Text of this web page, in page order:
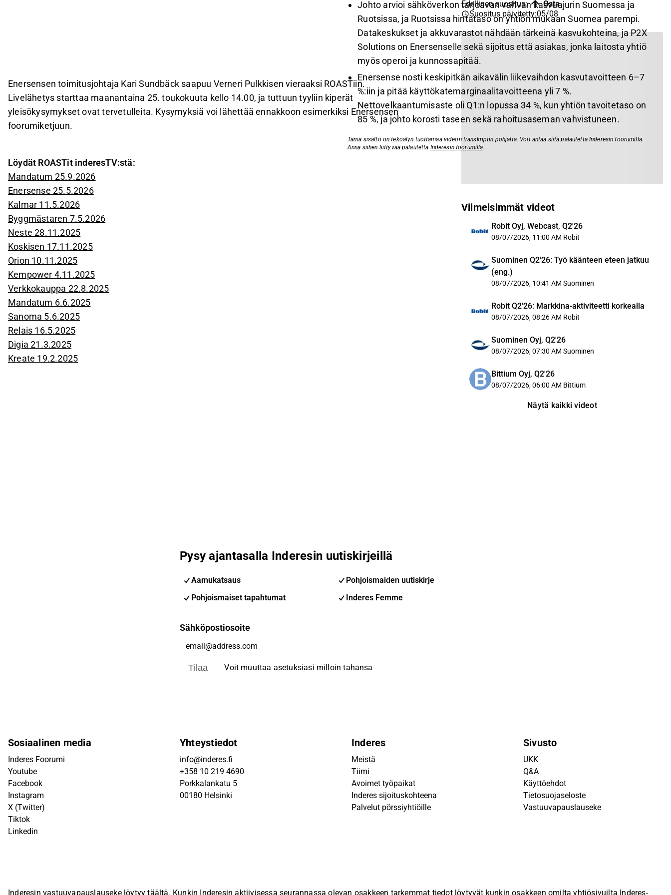
Johto arvioi sähköverkon tarjoavan vahvan kasvuajurin Suomessa ja
Ruotsissa, ja Ruotsissa hintataso on yhtiön mukaan Suomea parempi.
Datakeskukset ja akkuvarastot nähdään tärkeinä kasvukohteina, ja P2X
Solutions on Enersenselle sekä sijoitus että asiakas, jonka laitosta yhtiö
myös operoi ja kunnossapitää.
Enersense nosti keskipitkän aikavälin liikevaihdon kasvutavoitteen 6–7
%:iin ja pitää käyttökatemarginaalitavoitteena yli 7 %.
Nettovelkaantumisaste oli Q1:n lopussa 34 %, kun yhtiön tavoitetaso on
85 %, ja johto korosti taseen sekä rahoitusaseman vahvistuneen.
Tämä sisältö on tekoälyn tuottamaa videon transkriptin pohjalta. Voit antaa siitä palautetta Inderesin foorumilla.
Anna siihen liittyvää palautetta Inderesin foorumilla.
Enersensen toimitusjohtaja Kari Sundbäck saapuu Verneri Pulkkisen vieraaksi ROASTiin.
Livelähetys starttaa maanantaina 25. toukokuuta kello 14.00, ja tuttuun tyyliin kiperät
yleisökysymykset ovat tervetulleita. Kysymyksiä voi lähettää ennakkoon esimerkiksi Enersensen
foorumiketjuun.
Löydät ROASTit inderesTV:stä:
Mandatum 25.9.2026
Enersense 25.5.2026
Kalmar 11.5.2026
Byggmästaren 7.5.2026
Neste 28.11.2025
Koskisen 17.11.2025
Orion 10.11.2025
Kempower 4.11.2025
Verkkokauppa 22.8.2025
Mandatum 6.6.2025
Sanoma 5.6.2025
Relais 16.5.2025
Digia 21.3.2025
Kreate 19.2.2025
Edellinen suositus:
Osta
Suositus päivitetty:05/08
Viimeisimmät videot
Robit Oyj, Webcast, Q2'26
08/07/2026, 11:00 AM Robit
Suominen Q2'26: Työ käänteen eteen jatkuu
(eng.)
08/07/2026, 10:41 AM Suominen
Robit Q2'26: Markkina-aktiviteetti korkealla
08/07/2026, 08:26 AM Robit
Suominen Oyj, Q2'26
08/07/2026, 07:30 AM Suominen
Bittium Oyj, Q2'26
08/07/2026, 06:00 AM Bittium
Näytä kaikki videot
Pysy ajantasalla Inderesin uutiskirjeillä
Aamukatsaus
Pohjoismaiden uutiskirje
Pohjoismaiset tapahtumat
Inderes Femme
Sähköpostiosoite
Tilaa Voit muuttaa asetuksiasi milloin tahansa
Sosiaalinen media
Inderes Foorumi
Youtube
Facebook
Instagram
X (Twitter)
Tiktok
Linkedin
Yhteystiedot
info@inderes.fi
+358 10 219 4690
Porkkalankatu 5
00180 Helsinki
Inderes
Meistä
Tiimi
Avoimet työpaikat
Inderes sijoituskohteena
Palvelut pörssiyhtiöille
Sivusto
UKK
Q&A
Käyttöehdot
Tietosuojaseloste
Vastuuvapauslauseke
Inderesin vastuuvapauslauseke löytyytäältä. Kunkin Inderesin aktiivisessa seurannassa olevan osakkeen tarkemmat tiedot löytyvät kunkin osakkeen omilta yhtiösivuilta Inderes-